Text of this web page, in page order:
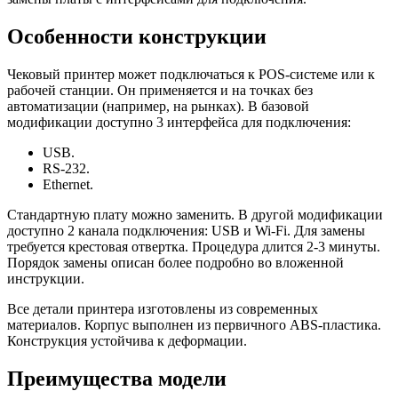
Особенности конструкции
Чековый принтер может подключаться к POS-системе или к
рабочей станции. Он применяется и на точках без
автоматизации (например, на рынках). В базовой
модификации доступно 3 интерфейса для подключения:
USB.
RS-232.
Ethernet.
Стандартную плату можно заменить. В другой модификации
доступно 2 канала подключения: USB и Wi-Fi. Для замены
требуется крестовая отвертка. Процедура длится 2-3 минуты.
Порядок замены описан более подробно во вложенной
инструкции.
Все детали принтера изготовлены из современных
материалов. Корпус выполнен из первичного ABS-пластика.
Конструкция устойчива к деформации.
Преимущества модели